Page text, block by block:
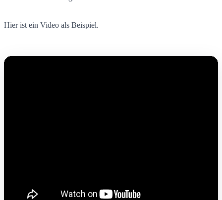
Hier ist ein Video als Beispiel.